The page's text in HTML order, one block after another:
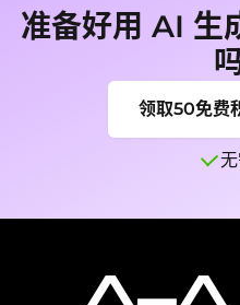
单和平台裁剪规则。
准备好用 AI 生
领取50免费